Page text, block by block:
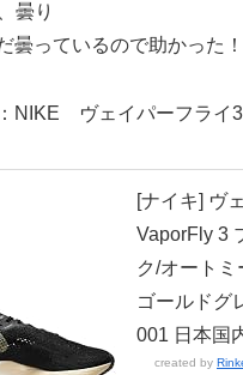
曇り
曇っているので助かった！
：NIKE ヴェイパーフライ3
[ナイキ] ヴ
VaporFly 3
ク/オートミ
ゴールドグ
001 日本国
created by